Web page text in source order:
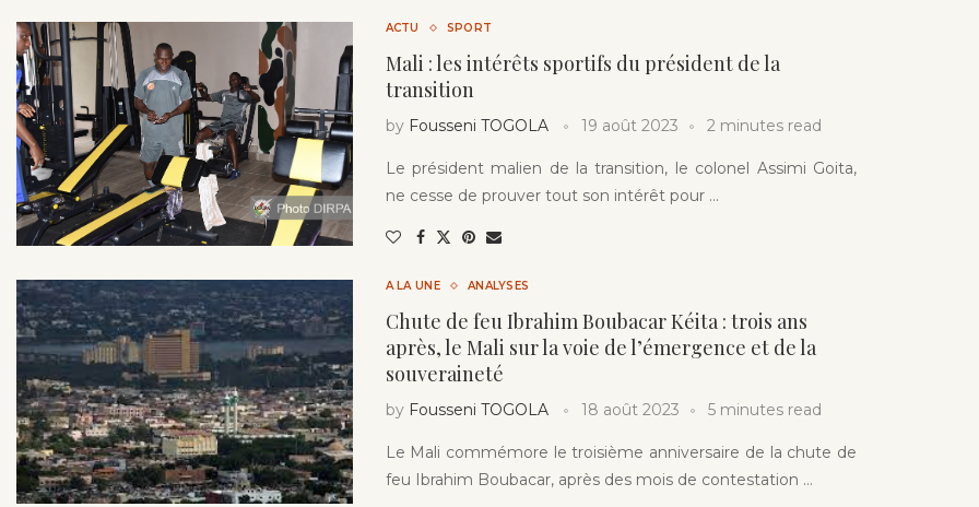
ACTU SPORT
Mali : les intérêts sportifs du président de la
transition
by Fousseni TOGOLA 19 août 2023 2 minutes read
Le président malien de la transition, le colonel Assimi Goita,
ne cesse de prouver tout son intérêt pour …
A LA UNE ANALYSES
Chute de feu Ibrahim Boubacar Kéita : trois ans
après, le Mali sur la voie de l’émergence et de la
souveraineté
by Fousseni TOGOLA 18 août 2023 5 minutes read
Le Mali commémore le troisième anniversaire de la chute de
feu Ibrahim Boubacar, après des mois de contestation …